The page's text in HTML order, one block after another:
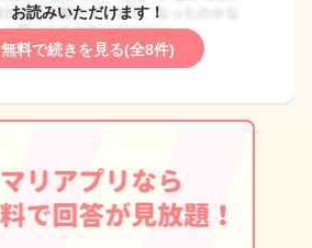
お読みいただけます！
無料で続きを見る(全8件)